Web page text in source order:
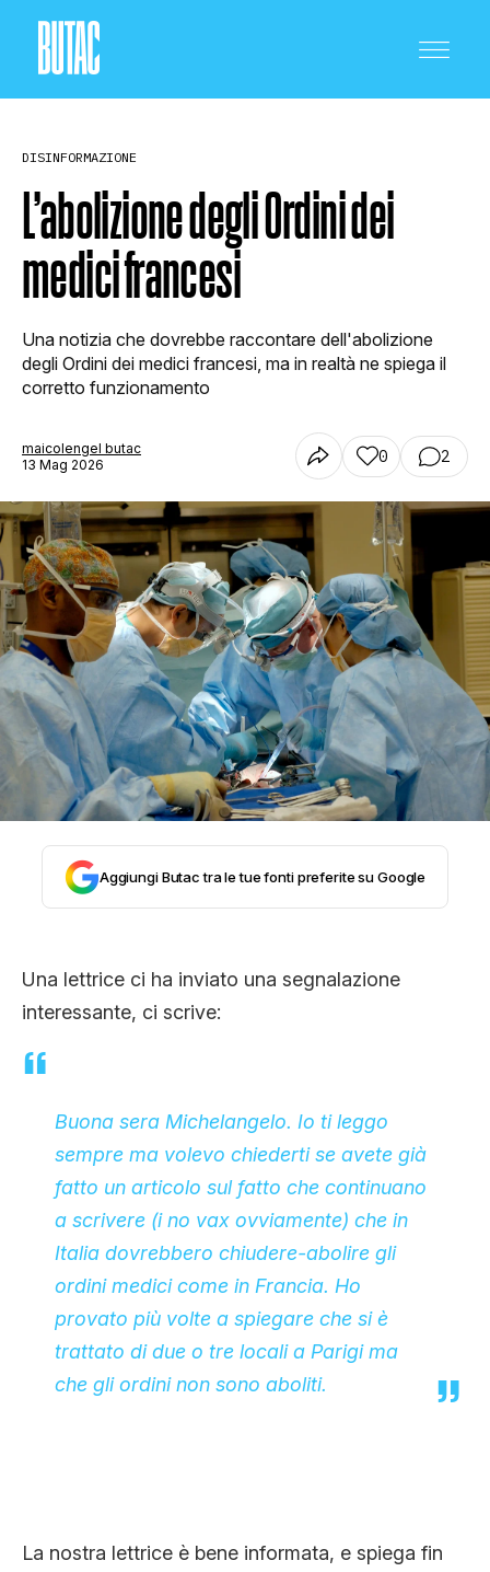
CRONACA E POLITICA
SCIENZA E TECNOLOGIA
SALUTE E MEDICINA
STORIA E CITAZIONI
INTRATTENIMENTO
COMPLOTTI, LEGGENDE URBANE ED
EVERGREEN
CLIMA ED ENERGIA
CHI SIAMO
DISINFORMAZIONE
L’abolizione degli Ordini dei
medici francesi
Una notizia che dovrebbe raccontare dell'abolizione
degli Ordini dei medici francesi, ma in realtà ne spiega il
corretto funzionamento
maicolengel butac
13 Mag 2026
0 2
Aggiungi Butac tra le tue fonti preferite su Google
Una lettrice ci ha inviato una segnalazione
interessante, ci scrive:
Buona sera Michelangelo. Io ti leggo
sempre ma volevo chiederti se avete già
fatto un articolo sul fatto che continuano
a scrivere (i no vax ovviamente) che in
Italia dovrebbero chiudere-abolire gli
ordini medici come in Francia. Ho
provato più volte a spiegare che si è
trattato di due o tre locali a Parigi ma
che gli ordini non sono aboliti.
La nostra lettrice è bene informata, e spiega fin